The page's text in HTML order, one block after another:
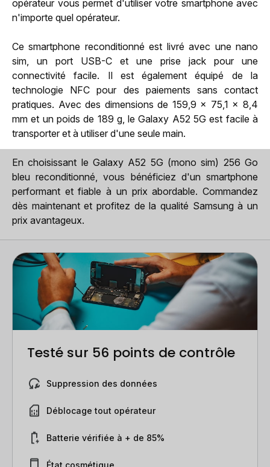
opérateur vous permet d'utiliser votre smartphone avec
n'importe quel opérateur.
Ce smartphone reconditionné est livré avec une nano
sim, un port USB-C et une prise jack pour une
connectivité facile. Il est également équipé de la
technologie NFC pour des paiements sans contact
pratiques. Avec des dimensions de 159,9 x 75,1 x 8,4
mm et un poids de 189 g, le Galaxy A52 5G est facile à
transporter et à utiliser d'une seule main.
En choisissant le Galaxy A52 5G (mono sim) 256 Go
bleu reconditionné, vous bénéficiez d'un smartphone
performant et fiable à un prix abordable. Commandez
dès maintenant et profitez de la qualité Samsung à un
prix avantageux.
Testé sur 56 points de contrôle
Suppression des données
Déblocage tout opérateur
Batterie vérifiée à + de 85%
État cosmétique